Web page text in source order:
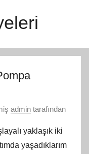
admin tarafından
yaklaşık iki
yaşadıklarım